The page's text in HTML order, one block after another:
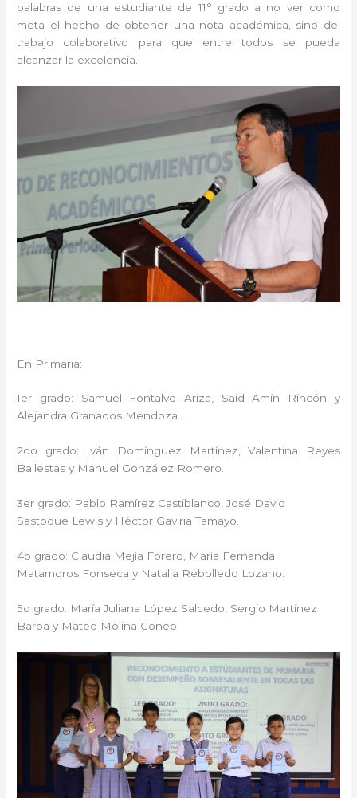
palabras de una estudiante de 11° grado a no ver como
meta el hecho de obtener una nota académica, sino del
trabajo colaborativo para que entre todos se pueda
alcanzar la excelencia.
En Primaria:
1er grado: Samuel Fontalvo Ariza, Said Amín Rincón y
Alejandra Granados Mendoza.
2do grado: Iván Domínguez Martínez, Valentina Reyes
Ballestas y Manuel González Romero.
3er grado: Pablo Ramírez Castiblanco, José David
Sastoque Lewis y Héctor Gaviria Tamayo.
4o grado: Claudia Mejía Forero, María Fernanda
Matamoros Fonseca y Natalia Rebolledo Lozano.
5o grado: María Juliana López Salcedo, Sergio Martínez
Barba y Mateo Molina Coneo.